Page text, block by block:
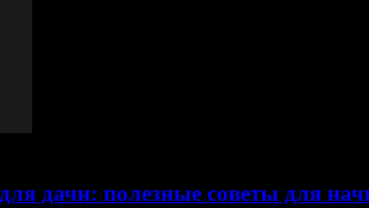
дачи: полезные советы для